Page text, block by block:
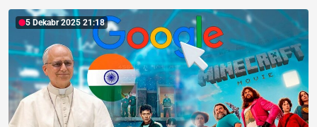
5 Dekabr 2025 21:18